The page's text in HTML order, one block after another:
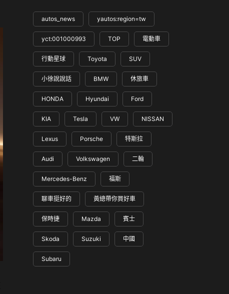
autos_news yautos:region=tw
yct:001000993 TOP 電動車
行動星球 Toyota SUV
小徐說說話 BMW 休旅車
HONDA Hyundai Ford
KIA Tesla VW NISSAN
Lexus Porsche 特斯拉
Audi Volkswagen 二輪
Mercedes-Benz 福斯
聊車挺好的 黃總帶你買好車
保時捷 Mazda 賓士
Skoda Suzuki 中國
Subaru